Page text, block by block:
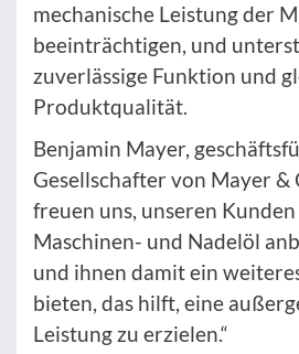
mechanische Leistung der
beeinträchtigen, und
zuverlässige Funktion und
Produktqualität.
Benjamin Mayer,
Gesellschafter von Mayer &
freuen uns, unseren
Maschinen- und Nadelöl
und ihnen damit ein
bieten, das hilft, eine
Leistung zu erzielen.“